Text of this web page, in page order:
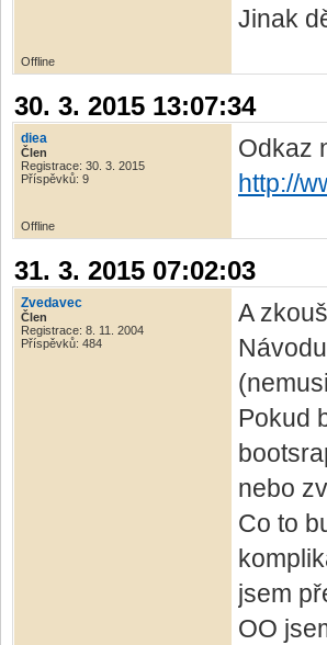
Jinak
Offline
30. 3. 2015 13:07:34
diea
Člen
Registrace: 30. 3. 2015
Příspěvků: 9
Odkaz
http://
Offline
31. 3. 2015 07:02:03
Zvedavec
Člen
Registrace: 8. 11. 2004
Příspěvků: 484
A
Pokud
nebo
Co to
jsem
OO